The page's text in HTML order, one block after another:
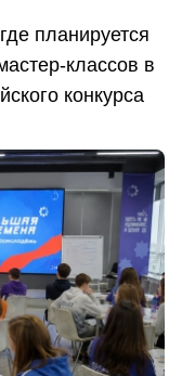
планируется
классов в
конкурса